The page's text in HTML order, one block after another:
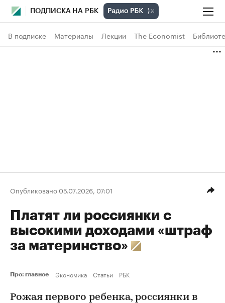
ПОДПИСКА НА РБК
В подписке Материалы Лекции The Economist
Опубликовано 05.07.2026, 07:01
Платят ли россиянки с
высокими доходами «штраф
за материнство»
Про: главное Экономика Статьи РБК
Рожая первого ребенка, россиянки в